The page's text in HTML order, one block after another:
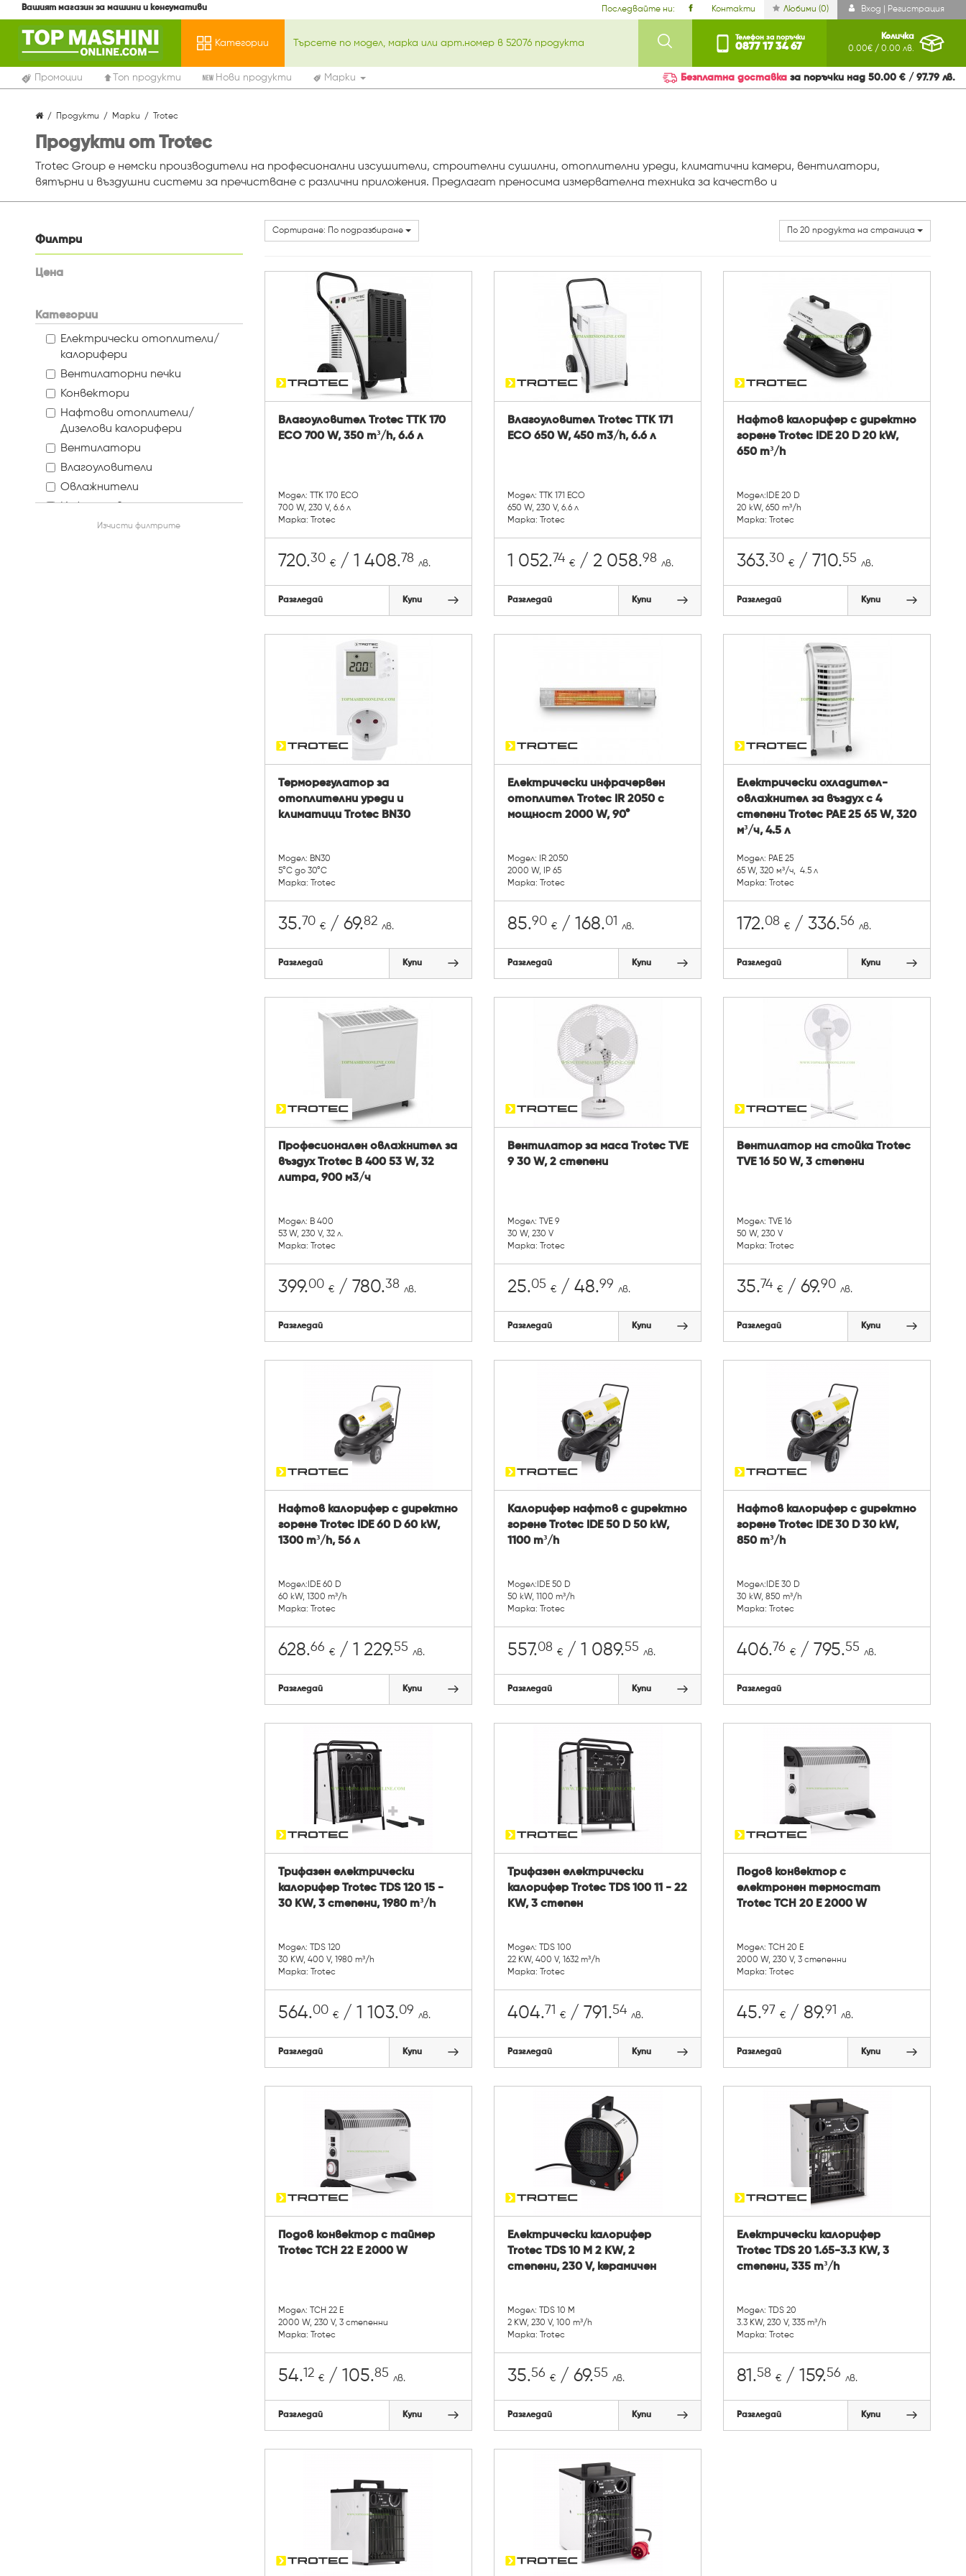
Вашият магазин за машини и консумативи Последвайте ни: Контакти Любими (0) Вход | Регистрация
Категории
Телефон за поръчки
0877 17 34 67
Количка
0.00€ / 0.00 лв.
Промоции Топ продукти Нови продукти Марки Безплатна доставка за поръчки над 50.00 € / 97.79 лв.
Продукти Марки Trotec
Продукти от Trotec
Trotec Group е немски производители на професионални изсушители, строителни сушилни, отоплителни уреди, климатични камери, вентилатори,
вятърни и въздушни системи за пречистване с различни приложения. Предлагат преносима измервателна техника за качество и
Филтри
Цена
Категории
Електрически отоплители/
калорифери
Вентилаторни печки
Конвектори
Нафтови отоплители/
Дизелови калорифери
Вентилатори
Влагоуловители
Овлажнители
Инфрачервени отоплители
Други измервателни уреди
Изчисти филтрите
Сортиране: По подразбиране По 20 продукта на страница
Влагоуловител Trotec TTK 170
ECO 700 W, 350 m³/h, 6.6 л
Модел: TTK 170 ECO
700 W, 230 V, 6.6 л
Марка: Trotec
720.30 €/ 1 408.78 лв.
Разгледай Купи
Влагоуловител Trotec TTK 171
ECO 650 W, 450 m3/h, 6.6 л
Модел: TTK 171 ECO
650 W, 230 V, 6.6 л
Марка: Trotec
1 052.74 €/ 2 058.98 лв.
Разгледай Купи
Нафтов калорифер с директно
горене Trotec IDE 20 D 20 kW,
650 m³/h
Модел:IDE 20 D
20 kW, 650 m³/h
Марка: Trotec
363.30 € / 710.55 лв.
Разгледай Купи
Терморегулатор за
отоплителни уреди и
климатици Trotec BN30
Модел: BN30
5°C до 30°C
Марка: Trotec
35.70 €/ 69.82 лв.
Разгледай Купи
Електрически инфрачервен
отоплител Trotec IR 2050 с
мощност 2000 W, 90°
Модел: IR 2050
2000 W, IP 65
Марка: Trotec
85.90 €/ 168.01 лв.
Разгледай Купи
Електрически охладител-
овлажнител за въздух с 4
степени Trotec PAE 25 65 W, 320
м³/ч, 4.5 л
Модел: PAE 25
65 W, 320 м³/ч, 4.5 л
Марка: Trotec
172.08 € / 336.56 лв.
Разгледай Купи
Професионален овлажнител за
въздух Trotec B 400 53 W, 32
литра, 900 м3/ч
Модел: B 400
53 W, 230 V, 32 л.
Марка: Trotec
399.00 €/ 780.38 лв.
Разгледай
Вентилатор за маса Trotec TVE
9 30 W, 2 степени
Модел: TVE 9
30 W, 230 V
Марка: Trotec
25.05 €/ 48.99 лв.
Разгледай Купи
Вентилатор на стойка Trotec
TVE 16 50 W, 3 степени
Модел: TVE 16
50 W, 230 V
Марка: Trotec
35.74 € / 69.90 лв.
Разгледай Купи
Нафтов калорифер с директно
горене Trotec IDE 60 D 60 kW,
1300 m³/h, 56 л
Модел:IDE 60 D
60 kW, 1300 m³/h
Марка: Trotec
628.66 €/ 1 229.55 лв.
Разгледай Купи
Калорифер нафтов с директно
горене Trotec IDE 50 D 50 kW,
1100 m³/h
Модел:IDE 50 D
50 kW, 1100 m³/h
Марка: Trotec
557.08 €/ 1 089.55 лв.
Разгледай Купи
Нафтов калорифер с директно
горене Trotec IDE 30 D 30 kW,
850 m³/h
Модел:IDE 30 D
30 kW, 850 m³/h
Марка: Trotec
406.76 € / 795.55 лв.
Разгледай
Трифазен електрически
калорифер Trotec TDS 120 15 -
30 KW, 3 степени, 1980 m³/h
Модел: TDS 120
30 KW, 400 V, 1980 m³/h
Марка: Trotec
564.00 €/ 1 103.09 лв.
Разгледай Купи
Трифазен електрически
калорифер Trotec TDS 100 11 - 22
KW, 3 степен
Модел: TDS 100
22 KW, 400 V, 1632 m³/h
Марка: Trotec
404.71 €/ 791.54 лв.
Разгледай Купи
Подов конвектор с
електронен термостат
Trotec TCH 20 E 2000 W
Модел: TCH 20 E
2000 W, 230 V, 3 степенни
Марка: Trotec
45.97 € / 89.91 лв.
Разгледай Купи
Подов конвектор с таймер
Trotec TCH 22 E 2000 W
Модел: TCH 22 E
2000 W, 230 V, 3 степенни
Марка: Trotec
54.12 €/ 105.85 лв.
Разгледай Купи
Електрически калорифер
Trotec TDS 10 M 2 KW, 2
степени, 230 V, керамичен
Модел: TDS 10 M
2 KW, 230 V, 100 m³/h
Марка: Trotec
35.56 €/ 69.55 лв.
Разгледай Купи
Електрически калорифер
Trotec TDS 20 1.65-3.3 KW, 3
степени, 335 m³/h
Модел: TDS 20
3.3 KW, 230 V, 335 m³/h
Марка: Trotec
81.58 € / 159.56 лв.
Разгледай Купи